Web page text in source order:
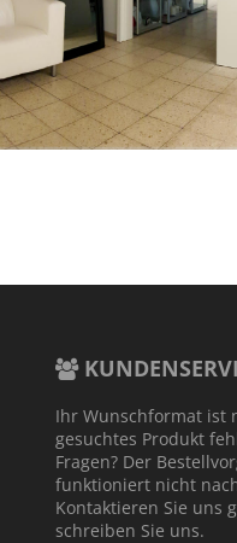
Ihr Wunschformat ist
gesuchtes Produkt
Fragen? Der
funktioniert nicht
Kontaktieren Sie uns
schreiben Sie uns.